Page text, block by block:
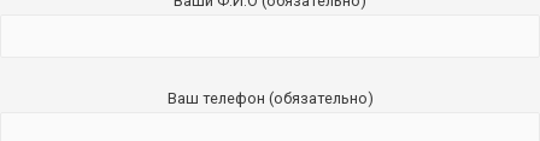
Ваш телефон (обязательно)